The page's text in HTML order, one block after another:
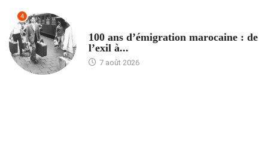
4
100 ans d’émigration marocaine : de
l’exil à...
7 août 2026